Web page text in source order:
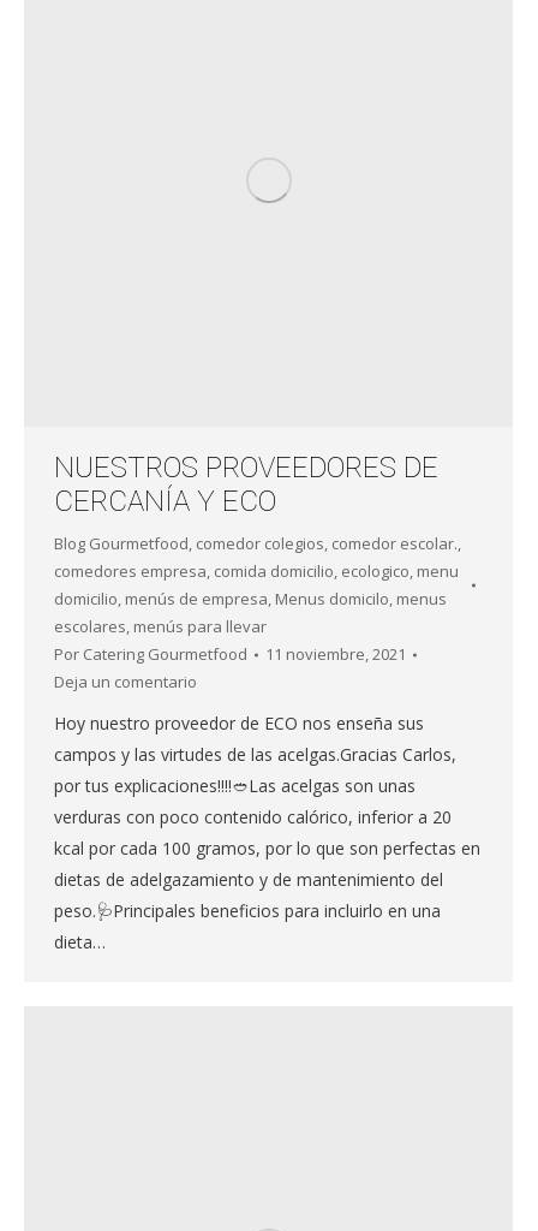
NUESTROS PROVEEDORES DE
CERCANÍA Y ECO
Blog Gourmetfood, comedor colegios, comedor escolar.,
comedores empresa, comida domicilio, ecologico, menu
domicilio, menús de empresa, Menus domicilo, menus
escolares, menús para llevar
Por Catering Gourmetfood
11 noviembre, 2021
Deja un comentario
Hoy nuestro proveedor de ECO nos enseña sus
campos y las virtudes de las acelgas.Gracias Carlos,
por tus explicaciones!!!!🥙Las acelgas son unas
verduras con poco contenido calórico, inferior a 20
kcal por cada 100 gramos, por lo que son perfectas en
dietas de adelgazamiento y de mantenimiento del
peso.🩺Principales beneficios para incluirlo en una
dieta…